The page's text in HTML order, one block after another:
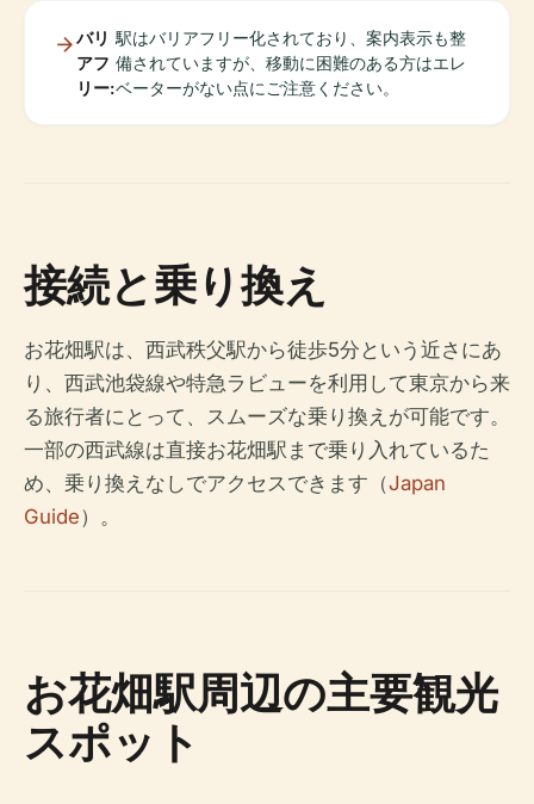
バリ
アフ
リー:
駅はバリアフリー化されており、案内表示も整
備されていますが、移動に困難のある方はエレ
ベーターがない点にご注意ください。
接続と乗り換え
お花畑駅は、西武秩父駅から徒歩5分という近さにあ
り、西武池袋線や特急ラビューを利用して東京から来
る旅行者にとって、スムーズな乗り換えが可能です。
一部の西武線は直接お花畑駅まで乗り入れているた
め、乗り換えなしでアクセスできます（Japan
Guide）。
お花畑駅周辺の主要観光
スポット